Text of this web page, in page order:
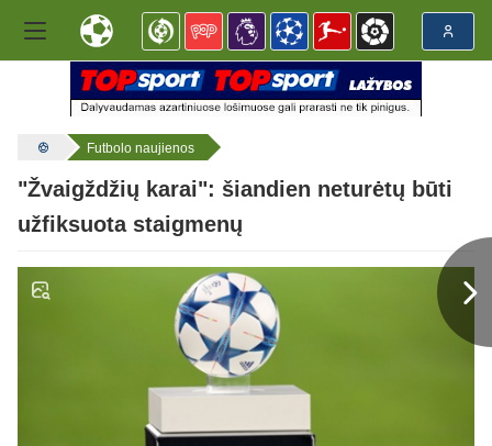
Futbolo naujienos
"Žvaigždžių karai": šiandien neturėtų būti
užfiksuota staigmenų